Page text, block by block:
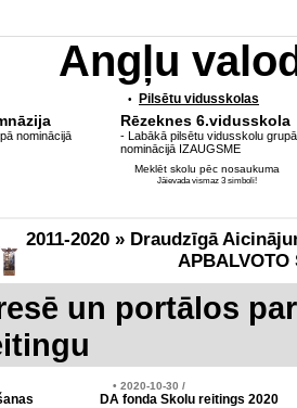
Angļu
nominācijā
• Pilsētu vidusskolas
Rēzeknes 6.vidusskola
- Labākā pilsētu vidusskolu grupā
nominācijā IZAUGSME
Meklēt skolu pēc nosaukuma
Jāievada vismaz 3 simboli!
2011-2020 » Draudzīgā
APBALVOTO
un portālos
• 2020-10-30 /
DA fonda Skolu reitings 2020